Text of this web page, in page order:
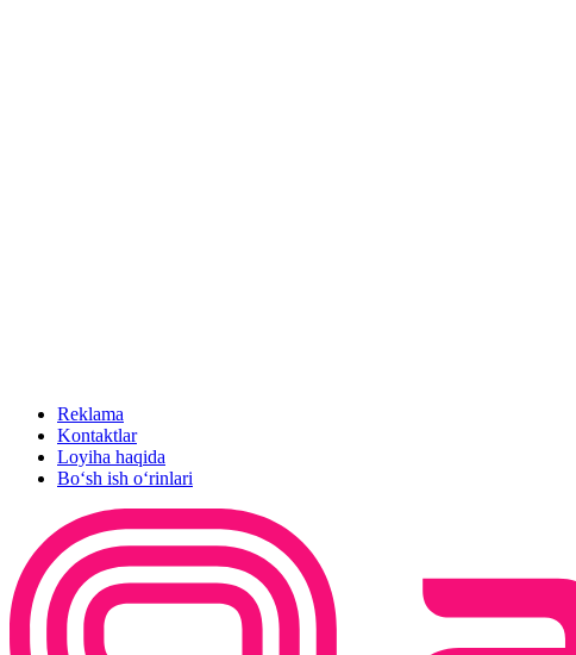
Reklama
Kontaktlar
Loyiha haqida
Bo‘sh ish o‘rinlari